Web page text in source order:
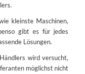
kleinste Maschinen,
gibt es für jedes
Lösungen.
wird versucht,
möglichst nicht